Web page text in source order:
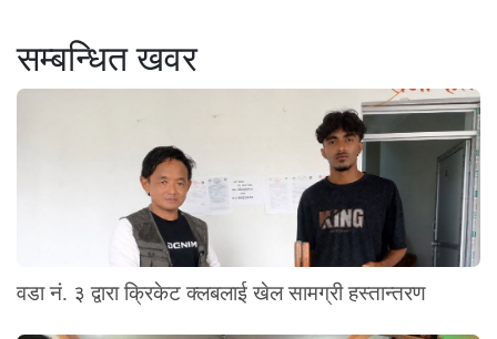
सम्बन्धित खवर
वडा नं. ३ द्वारा क्रिकेट क्लबलाई खेल सामग्री हस्तान्तरण